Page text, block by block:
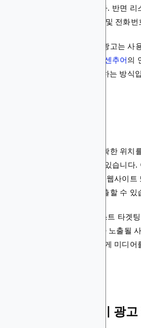
실시간 데이터를 수집합니다. 반면
기존 방문자 데이터(이메일 및 전화
결국 리타겟팅과 리마케팅 광고는 사
액센추어의
터넷 사용자의 91%가 선호하는 방식
광고가 나타나길 원하는 정확한 위치
URL을 확보하여 활용할 수 있습니다
광고주는 특정 랜딩 페이지, 웹사이
선택하고 그곳에 광고를 노출할 수 있
수동 플레이스먼트는 컨텍스트 타겟
성과를 보입니다. 즉, 광고가 노출될
며 해당 플랫폼의 맥락에 맞게 미디
최고의 디스플레이 광